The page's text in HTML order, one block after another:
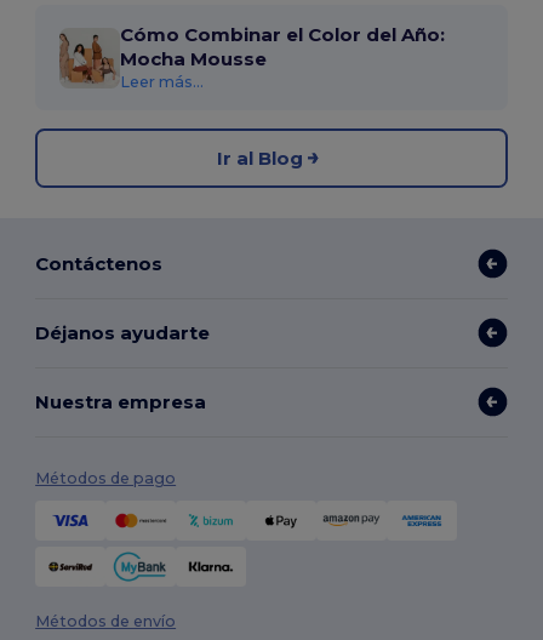
Cómo Combinar el Color del Año:
Mocha Mousse
Leer más...
Ir al Blog
Contáctenos
Déjanos ayudarte
Nuestra empresa
Métodos de pago
Métodos de envío